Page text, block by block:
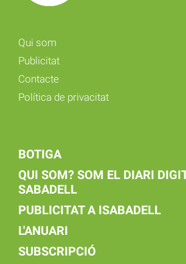
Qui som
Publicitat
Contacte
Política de privacitat
BOTIGA
QUI SOM? SOM EL DIARI
SABADELL
PUBLICITAT A ISABADELL
L'ANUARI
SUBSCRIPCIÓ